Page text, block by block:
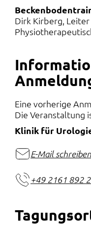
Dirk Kirberg,
Eine vorherige
Die Veranstaltung
Klinik für
E-Mail schreiben
+49 2161 892